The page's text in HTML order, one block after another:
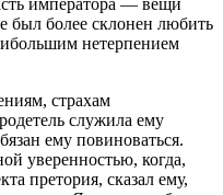
императора — вещи
был более склонен любить
большим нетерпением
страхам
служила ему
ему повиноваться.
уверенностью, когда,
претория, сказал ему,